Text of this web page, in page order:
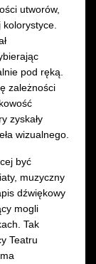
utworów,
pod ręką.
zależności
zyskały
wizualnego.
być
muzyczny
dźwiękowy
mogli
Tak
Teatru